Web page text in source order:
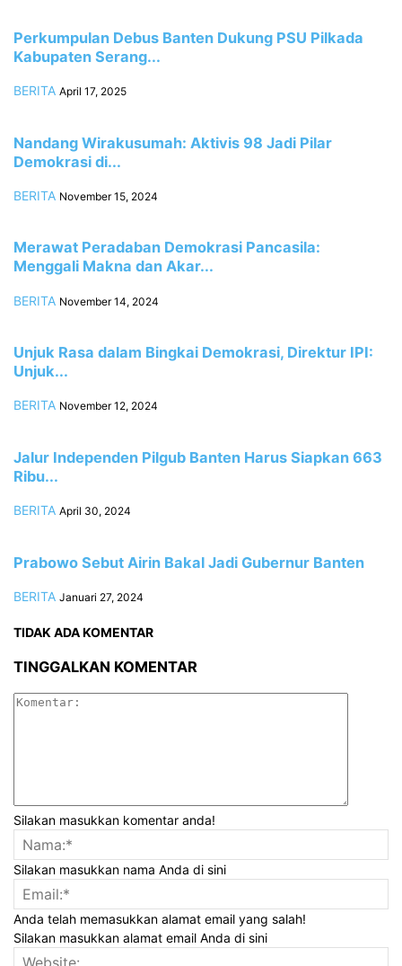
Perkumpulan Debus Banten Dukung PSU Pilkada
Kabupaten Serang...
BERITA April 17, 2025
Nandang Wirakusumah: Aktivis 98 Jadi Pilar
Demokrasi di...
BERITA November 15, 2024
Merawat Peradaban Demokrasi Pancasila:
Menggali Makna dan Akar...
BERITA November 14, 2024
Unjuk Rasa dalam Bingkai Demokrasi, Direktur IPI:
Unjuk...
BERITA November 12, 2024
Jalur Independen Pilgub Banten Harus Siapkan 663
Ribu...
BERITA April 30, 2024
Prabowo Sebut Airin Bakal Jadi Gubernur Banten
BERITA Januari 27, 2024
TIDAK ADA KOMENTAR
TINGGALKAN KOMENTAR
Silakan masukkan komentar anda!
Silakan masukkan nama Anda di sini
Anda telah memasukkan alamat email yang salah!
Silakan masukkan alamat email Anda di sini